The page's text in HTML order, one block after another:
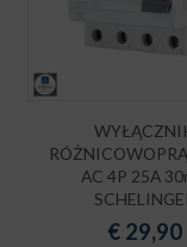
AC 4P 25A
€ 29,90